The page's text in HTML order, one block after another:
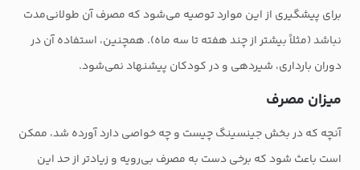
برای پیشگیری از این موارد توصیه می‌شود که مصرف آن طولانی‌مدت
نباشد (مثلاً بیشتر از چند هفته تا سه ماه). همچنین، استفاده آن در
دوران بارداری، شیردهی و در کودکان پیشنهاد نمی‌شود.
میزان مصرف
آنچه که در بخش جینسینگ چیست و چه خواصی دارد آورده شد، ممکن
است باعث شود که برخی دست به مصرف بی‌رویه و زیادتر از حد این